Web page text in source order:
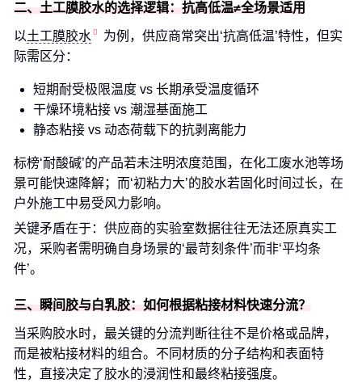
二、土工膜胶水的选择逻辑：抗高低温≠全场景适用
以土工膜胶水
为例，供应商常突出‘抗高低温’特性，但实
际需区分：
短期耐受极限温度 vs 长期承受温度循环
干燥环境粘接 vs 潮湿基面施工
静态粘接 vs 动态荷载下的抗剥离能力
标榜‘耐酸碱’的产品若未注明浓度范围，在化工废水池等场
景可能快速降解；而‘初粘力大’的胶水若固化时间过长，在
户外施工中易受风力影响。
关键矛盾在于：供应商的实验室数据往往无法还原真实工
况，采购者需明确自身场景的‘最苛刻条件’而非‘平均条
件’。
三、瞬间胶与白乳胶：如何根据粘接材料快速分流？
当采购胶水时，最关键的分流判断往往不是价格或品牌，
而是被粘接材料的组合。不同材质的分子结构和表面特
性，直接决定了胶水的浸润性和最终粘接强度。